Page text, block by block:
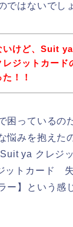
ではないでし
いけど、Suit
レジットカード
！！
困っているの
悩みを抱えた
ya クレジ
ットカード
】という感